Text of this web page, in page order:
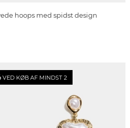
hoops med spidst design
VED KØB AF MINDST 2